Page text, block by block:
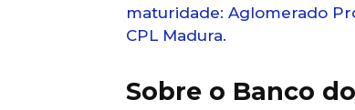
maturidade: Aglomerado
CPL Madura.
Sobre o Banco